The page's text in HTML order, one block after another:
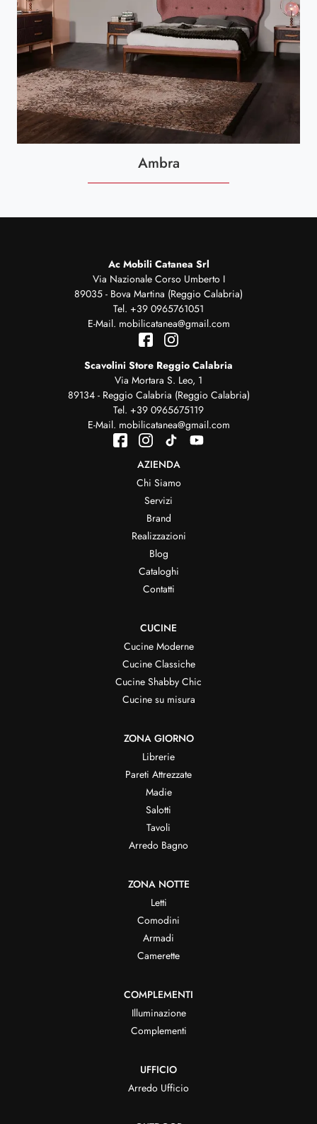
Ambra
Ac Mobili Catanea Srl
Via Nazionale Corso Umberto I
89035 - Bova Martina (Reggio Calabria)
Tel. +39 0965761051
E-Mail. mobilicatanea@gmail.com
Scavolini Store Reggio Calabria
Via Mortara S. Leo, 1
89134 - Reggio Calabria (Reggio Calabria)
Tel. +39 0965675119
E-Mail. mobilicatanea@gmail.com
AZIENDA
Chi Siamo
Servizi
Brand
Realizzazioni
Blog
Cataloghi
Contatti
CUCINE
Cucine Moderne
Cucine Classiche
Cucine Shabby Chic
Cucine su misura
ZONA GIORNO
Librerie
Pareti Attrezzate
Madie
Salotti
Tavoli
Arredo Bagno
ZONA NOTTE
Letti
Comodini
Armadi
Camerette
COMPLEMENTI
Illuminazione
Complementi
UFFICIO
Arredo Ufficio